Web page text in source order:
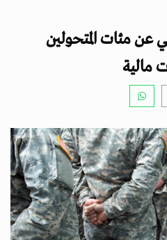
عن مئات المتحولين
مالية